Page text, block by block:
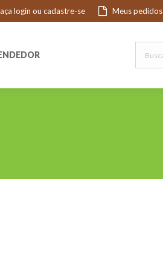
login ou cadastre-se Meus pedidos